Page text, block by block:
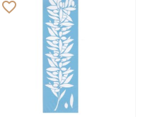
favorite_border